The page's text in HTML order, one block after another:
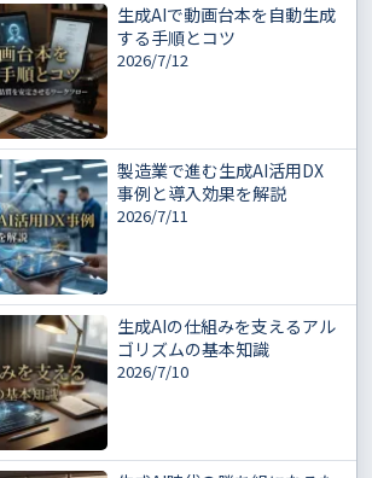
生成AIで動画台本を自動生成
する手順とコツ
2026/7/12
製造業で進む生成AI活用DX
事例と導入効果を解説
2026/7/11
生成AIの仕組みを支えるアル
ゴリズムの基本知識
2026/7/10